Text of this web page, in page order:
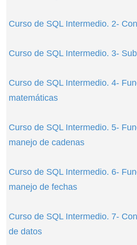
Curso de SQL Intermedio. 2-
Curso de SQL Intermedio. 3-
Curso de SQL Intermedio. 4-
matemáticas
Curso de SQL Intermedio. 5-
manejo de cadenas
Curso de SQL Intermedio. 6-
manejo de fechas
Curso de SQL Intermedio. 7-
de datos